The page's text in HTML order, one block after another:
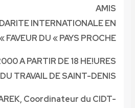
AMIS
INTERNATIONALE EN
FAVEUR DU « PAYS PROCHE »
A PARTIR DE 18 HE!URES
TRAVAIL DE SAINT-DENIS
Coordinateur du CIDT-